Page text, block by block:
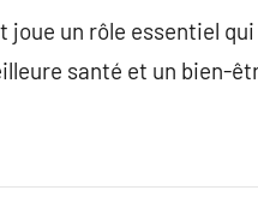
joue un rôle essentiel
santé et un bien-